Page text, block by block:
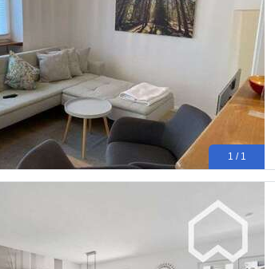
1 / 1